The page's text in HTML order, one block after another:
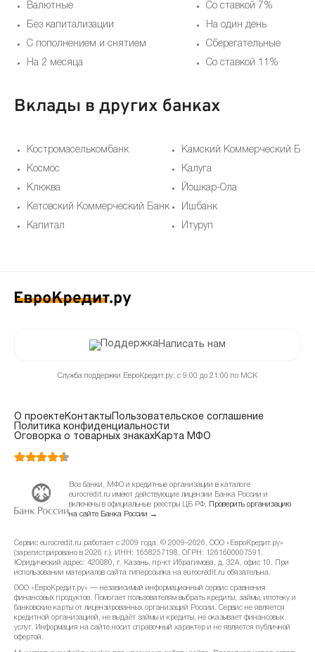
Валютные
Без капитализации
С пополнением и снятием
На 2 месяца
Со ставкой 7%
На один день
Сберегательные
Со ставкой 11%
Вклады в других банках
Костромаселькомбанк
Космос
Клюква
Кетовский Коммерческий Банк
Капитал
Камский Коммерческий
Калуга
Йошкар-Ола
Ишбанк
Итуруп
Написать нам
Служба поддержки ЕвроКредит.ру: с 9:00 до 21:00 по МСК
О проектеКонтакты
Пользовательское соглашение
Политика конфиденциальности
Оговорка о товарных знакахКарта МФО
Все банки, МФО и кредитные организации в каталоге
eurocredit.ru имеют действующие лицензии Банка России и
включены в официальные реестры ЦБ РФ.
Проверить организацию
на сайте Банка России →
Сервис eurocredit.ru работает с 2009 года. © 2009–2026, ООО «ЕвроКредит.ру»
(зарегистрировано в 2026 г.). ИНН: 1658257198, ОГРН: 1261600007591.
Юридический адрес: 420080, г. Казань, пр-кт Ибрагимова, д. 32А, офис 10. При
использовании материалов сайта гиперссылка на eurocredit.ru обязательна.
ООО «ЕвроКредит.ру» — независимый информационный сервис сравнения
финансовых продуктов. Помогает пользователям выбрать кредиты, займы, ипотеку и
банковские карты от лицензированных организаций России. Сервис не является
кредитной организацией, не выдаёт займы и кредиты, не оказывает финансовых
услуг. Информация на сайте носит справочный характер и не является публичной
офертой.